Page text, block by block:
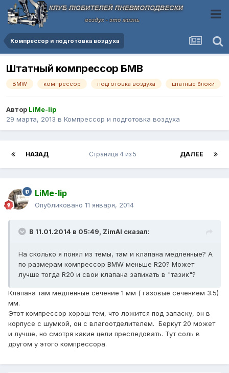
Компресcор и подготовка воздуха
Штатный компрессор БМВ
BMW компрессор подготовка воздуха штатные блоки
Автор LiMe-lip
29 марта, 2013 в Компресcор и подготовка воздуха
НАЗАД ДАЛЕЕ
Страница 4 из 5
LiMe-lip
Опубликовано 11 января, 2014
В 11.01.2014 в 05:49, ZimAl сказал:
На сколько я понял из темы, там и клапана медленные? А
по размерам компрессор BMW меньше R20? Может
лучше тогда R20 и свои клапана запихать в "тазик"?
Клапана там медленные сечение 1 мм ( газовые сечением 3.5)
мм.
Этот компрессор хорош тем, что ложится под запаску, он в
корпусе с шумкой, он с влагоотделителем. Беркут 20 может
и лучше, но смотря какие цели преследовать. Тут соль в
другом у этого компрессора.